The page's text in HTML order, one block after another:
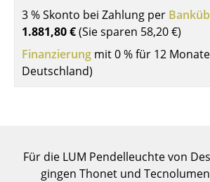
Kindertische
Gartentische
Servierwagen
Aufbewahren
3 % Skonto bei Zahlung per
1.881,80 €(Sie sparen 58,20 €)
Finanzierung mit 0 % für 12
Deutschland)
Für die LUM Pendelleuchte von
gingen Thonet und